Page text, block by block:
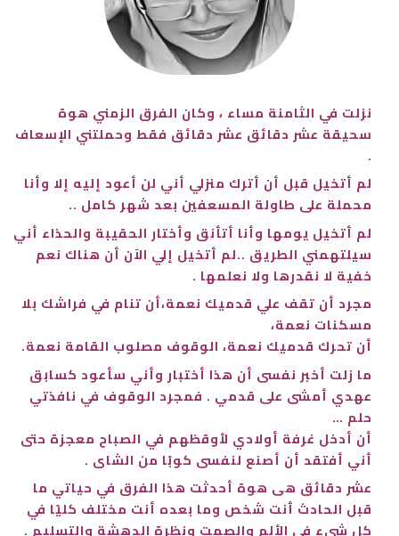
نزلت في الثامنة مساء ، وكان الفرق الزمني هوة
سحيقة عشر دقائق عشر دقائق فقط وحملتني الإسعاف
.
لم أتخيل قبل أن أترك منزلي أني لن أعود إليه إلا وأنا
محملة على طاولة المسعفين بعد شهر كامل ..
لم أتخيل يومها وأنا أتأنق وأختار الحقيبة والحذاء أني
سيلتهمني الطريق ..لم أتخيل إلي الآن أن هناك نعم
خفية لا نقدرها ولا نعلمها .
مجرد أن تقف علي قدميك نعمة،أن تنام في فراشك بلا
مسكنات نعمة،
أن تحرك قدميك نعمة، الوقوف مصلوب القامة نعمة.
ما زلت أخبر نفسى أن هذا أختبار وأني سأعود كسابق
عهدي أمشى على قدمي . فمجرد الوقوف في نافذتي
حلم …
أن أدخل غرفة أولادي لأوقظهم في الصباح معجزة حتى
أني أفتقد أن أصنع لنفسى كوبًا من الشاى .
عشر دقائق هى هوة أحدثت هذا الفرق في حياتي ما
قبل الحادث أنت شخص وما بعده أنت مختلف كليًا في
كل شىء في الألم والصمت ونظرة الدهشة والتسليم .